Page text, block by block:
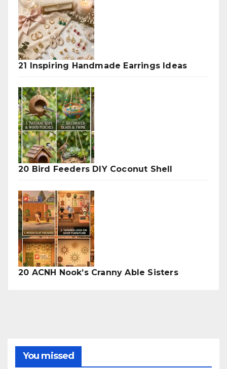
21 Inspiring Handmade Earrings Ideas
20 Bird Feeders DIY Coconut Shell
20 ACNH Nook’s Cranny Able Sisters
You missed